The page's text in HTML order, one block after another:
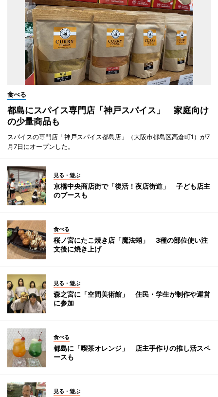
食べる
都島にスパイス専門店「神戸スパイス」 家庭向け
の少量商品も
スパイスの専門店「神戸スパイス都島店」（大阪市都島区高倉町1）が7
月7日にオープンした。
見る・遊ぶ
京橋中央商店街で「復活！夜店街道」 子ども店主
のブースも
食べる
桜ノ宮にたこ焼き店「魔法蛸」 3種の部位使い注
文後に焼き上げ
見る・遊ぶ
森之宮に「空間美術館」 住民・学生が制作や運営
に参加
食べる
都島に「喫茶オレンジ」 店主手作りの推し活スペ
ースも
見る・遊ぶ